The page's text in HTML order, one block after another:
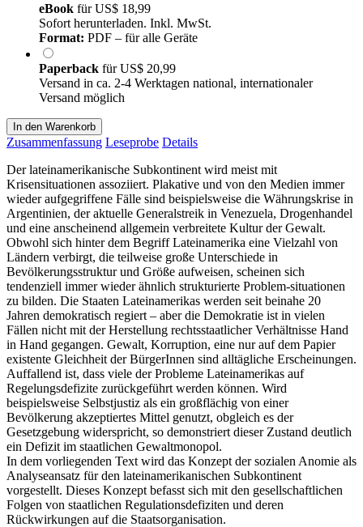
eBook fürUS$ 18,99
Sofort herunterladen. Inkl. MwSt.
Format: PDF – für alle Geräte
Paperback fürUS$ 20,99
Versand in ca. 2-4 Werktagen national, internationaler
Versand möglich
In den Warenkorb
Zusammenfassung Leseprobe Details
Der lateinamerikanische Subkontinent wird meist mit
Krisensituationen assoziiert. Plakative und von den Medien immer
wieder aufgegriffene Fälle sind beispielsweise die Währungskrise in
Argentinien, der aktuelle Generalstreik in Venezuela, Drogenhandel
und eine anscheinend allgemein verbreitete Kultur der Gewalt.
Obwohl sich hinter dem Begriff Lateinamerika eine Vielzahl von
Ländern verbirgt, die teilweise große Unterschiede in
Bevölkerungsstruktur und Größe aufweisen, scheinen sich
tendenziell immer wieder ähnlich strukturierte Problem-situationen
zu bilden. Die Staaten Lateinamerikas werden seit beinahe 20
Jahren demokratisch regiert – aber die Demokratie ist in vielen
Fällen nicht mit der Herstellung rechtsstaatlicher Verhältnisse Hand
in Hand gegangen. Gewalt, Korruption, eine nur auf dem Papier
existente Gleichheit der BürgerInnen sind alltägliche Erscheinungen.
Auffallend ist, dass viele der Probleme Lateinamerikas auf
Regelungsdefizite zurückgeführt werden können. Wird
beispielsweise Selbstjustiz als ein großflächig von einer
Bevölkerung akzeptiertes Mittel genutzt, obgleich es der
Gesetzgebung widerspricht, so demonstriert dieser Zustand deutlich
ein Defizit im staatlichen Gewaltmonopol.
In dem vorliegenden Text wird das Konzept der sozialen Anomie als
Analyseansatz für den lateinamerikanischen Subkontinent
vorgestellt. Dieses Konzept befasst sich mit den gesellschaftlichen
Folgen von staatlichen Regulationsdefiziten und deren
Rückwirkungen auf die Staatsorganisation.